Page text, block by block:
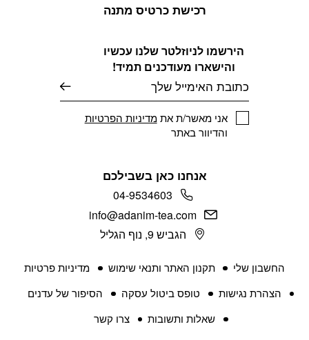
הירשמו לניוזלטר שלנו עכשיו
והישארו מעודכנים תמיד!
אני מאשר/ת אתמדיניות הפרטיות
והדיוור באתר
החשבון שלי תקנון האתר ותנאי שימוש
מדיניות פרטיות
הצהרת נגישות
טופס ביטול עסקה
הסיפור של עדנים
שאלות ותשובות
צרו קשר
אנחנו כאן בשבילכם
04-9534603
info@adanim-tea.com
הגביש 9, נוף הגליל
רכישת כרטיס מתנה